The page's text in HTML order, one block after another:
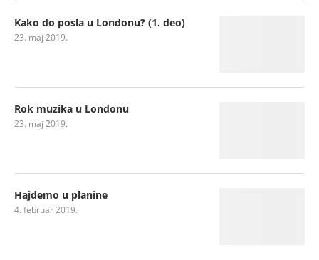
Kako do posla u Londonu? (1. deo)
23. maj 2019.
Rok muzika u Londonu
23. maj 2019.
Hajdemo u planine
4. februar 2019.